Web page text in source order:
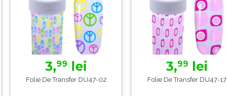
3,99 lei
Folie De Transfer DU47-02
3,99 lei
Folie De Transfer DU47-17